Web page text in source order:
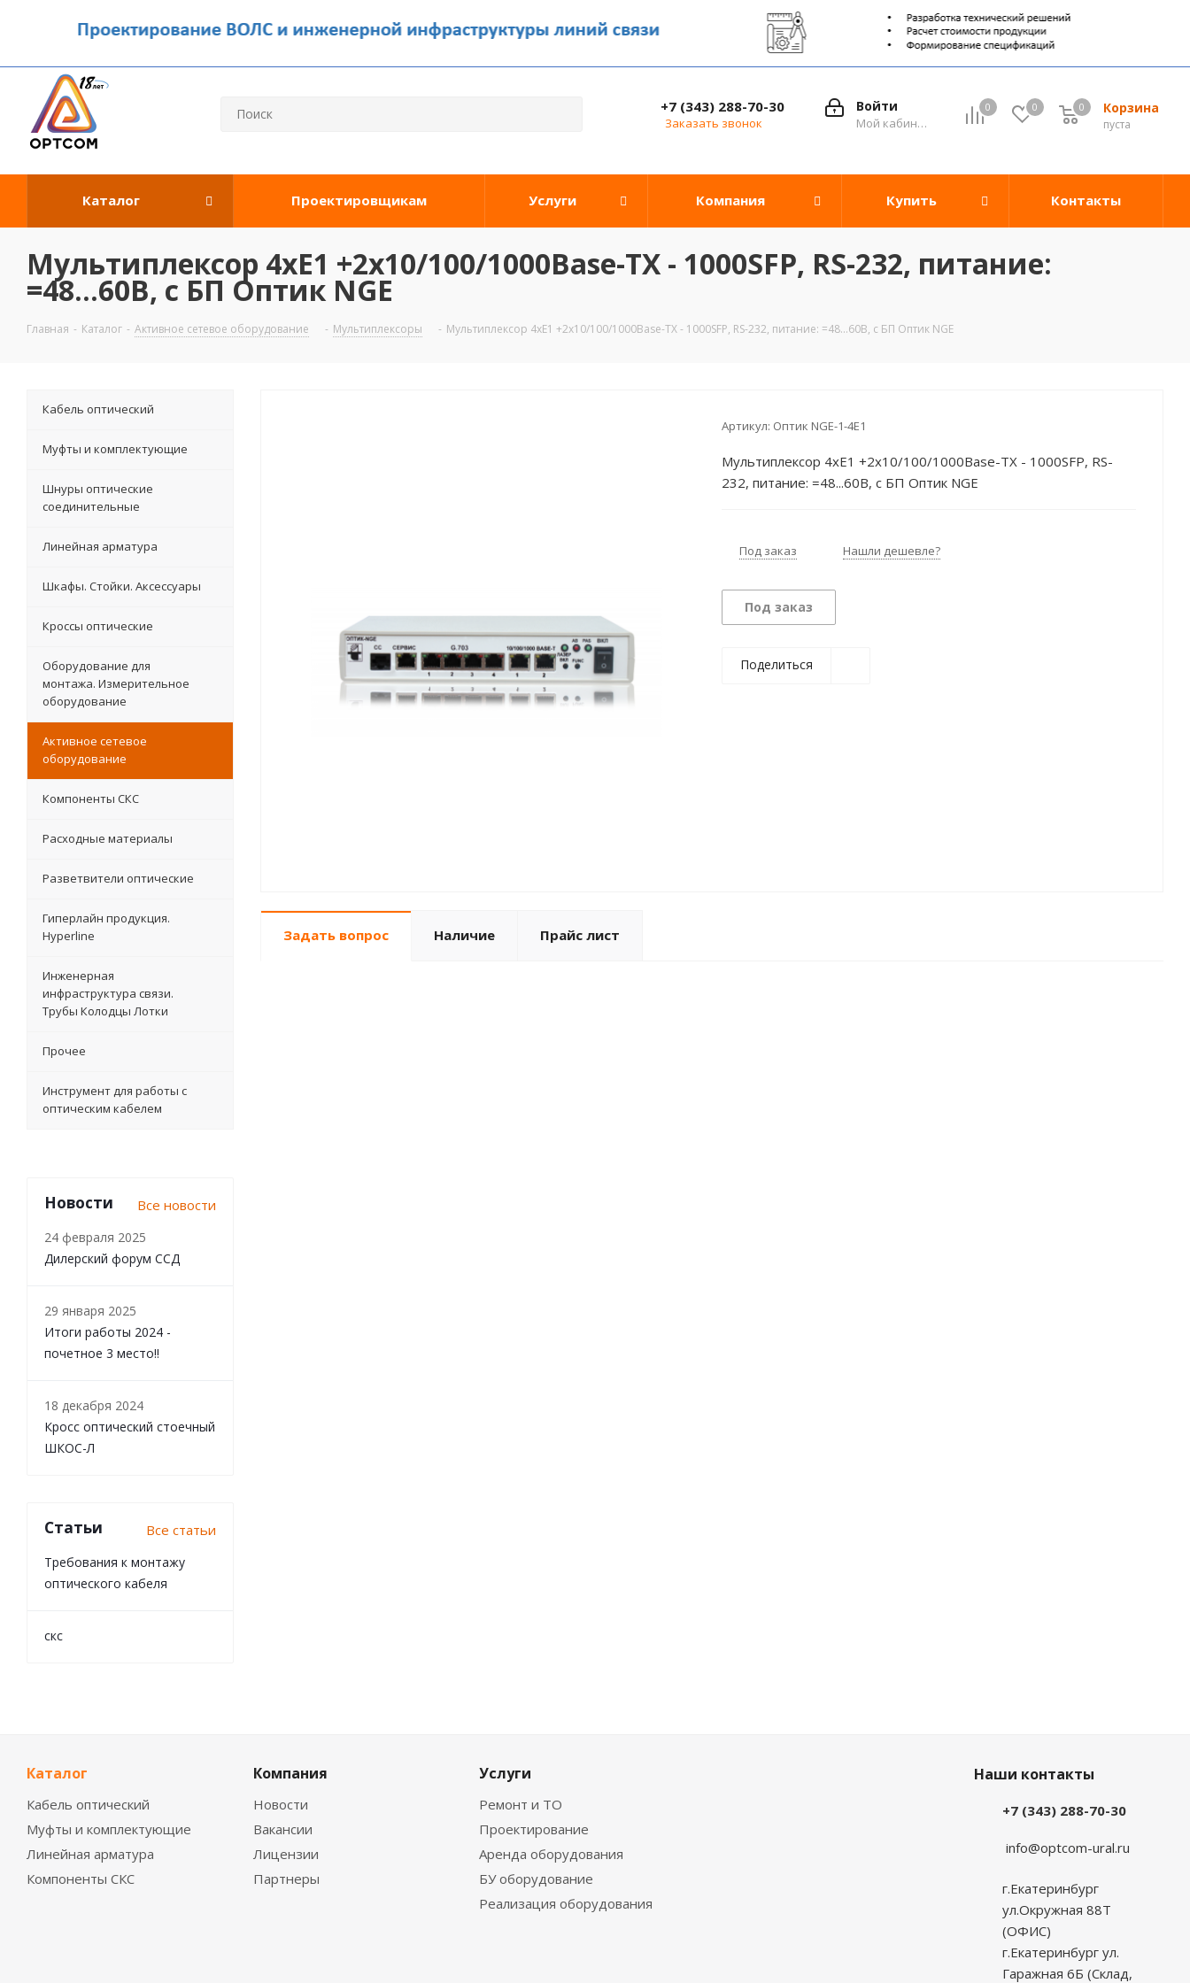
0 0 Корзина
0
пуста
0
Войти
Мой кабинет
+7 (343) 288-70-30
Заказать звонок
Каталог Проектировщикам Услуги Компания Купить Контакты
Мультиплексор 4хE1 +2х10/100/1000Base-TX - 1000SFP, RS-232, питание:
=48...60В, с БП Оптик NGE
Главная - Каталог - Активное сетевое оборудование - Мультиплексоры - Мультиплексор 4хE1 +2х10/100/1000Base-TX - 1000SFP, RS-232, питание: =48...60В, с БП Оптик NGE
Артикул: Оптик NGE-1-4E1
Мультиплексор 4хE1 +2х10/100/1000Base-TX - 1000SFP, RS-
232, питание: =48...60В, с БП Оптик NGE
Под заказ Нашли дешевле?
Под заказ
Поделиться
Задать вопрос Наличие Прайс лист
Кабель оптический
Муфты и комплектующие
Шнуры оптические
соединительные
Линейная арматура
Шкафы. Стойки. Аксесcуары
Кроссы оптические
Оборудование для
монтажа. Измерительное
оборудование
Активное сетевое
оборудование
Компоненты СКС
Расходные материалы
Разветвители оптические
Гиперлайн продукция.
Hyperline
Инженерная
инфраструктура связи.
Трубы Колодцы Лотки
Прочее
Инструмент для работы с
оптическим кабелем
Новости Все новости
24 февраля 2025
Дилерский форум ССД
29 января 2025
Итоги работы 2024 -
почетное 3 место!!
18 декабря 2024
Кросс оптический стоечный
ШКОС-Л
Статьи Все статьи
Требования к монтажу
оптического кабеля
скс
Каталог
Кабель оптический
Муфты и комплектующие
Линейная арматура
Компоненты СКС
Компания
Новости
Вакансии
Лицензии
Партнеры
Услуги
Ремонт и ТО
Проектирование
Аренда оборудования
БУ оборудование
Реализация оборудования
Наши контакты
+7 (343) 288-70-30
info@optcom-ural.ru
г.Екатеринбург
ул.Окружная 88Т
(ОФИС)
г.Екатеринбург ул.
Гаражная 6Б (Склад,